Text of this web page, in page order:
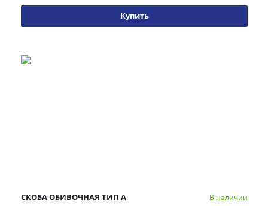
Купить
СКОБА ОБИВОЧНАЯ ТИП А В наличии